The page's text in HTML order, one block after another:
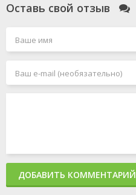
Оставь свой отзыв
ДОБАВИТЬ КОММЕНТАРИЙ